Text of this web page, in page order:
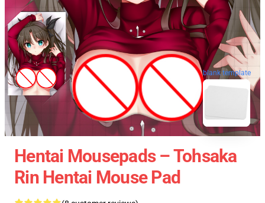
blank template
Hentai Mousepads – Tohsaka
Rin Hentai Mouse Pad